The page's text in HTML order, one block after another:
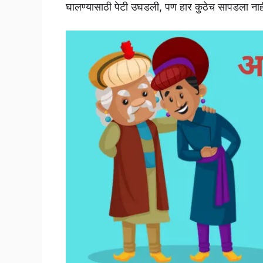
घालण्यासाठी पेटी उघडली, पण हार कुठेच सापडला